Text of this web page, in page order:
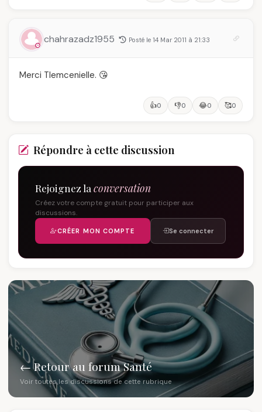
chahrazadz1955 Posté le 14 Mar 2011 à 21:33
Merci Tlemcenielle. 😘
👍0 👎0 😂0 🥰0
Répondre à cette discussion
Rejoignez la conversation
Créez votre compte gratuit pour participer aux
discussions.
CRÉER MON COMPTE Se connecter
← Retour au forum Santé
Voir toutes les discussions de cette rubrique